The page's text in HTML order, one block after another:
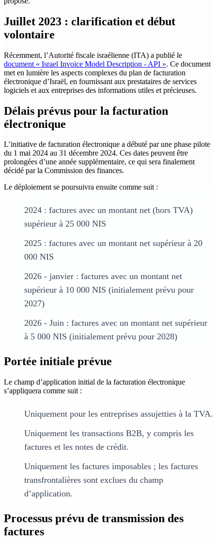
Juillet 2023 : clarification et début
volontaire
Récemment, l’Autorité fiscale israélienne (ITA) a publié le
document « Israel Invoice Model Description - API ». Ce document
met en lumière les aspects complexes du plan de facturation
électronique d’Israël, en fournissant aux prestataires de services
logiciels et aux entreprises des informations utiles et précieuses.
Délais prévus pour la facturation
électronique
L’initiative de facturation électronique a débuté par une phase pilote
du 1 mai 2024 au 31 décembre 2024. Ces dates peuvent être
prolongées d’une année supplémentaire, ce qui sera finalement
décidé par la Commission des finances.
Le déploiement se poursuivra ensuite comme suit :
2024 : factures avec un montant net (hors TVA)
supérieur à 25 000 NIS
2025 : factures avec un montant net supérieur à 20
000 NIS
2026 - janvier : factures avec un montant net
supérieur à 10 000 NIS (initialement prévu pour
2027)
2026 - Juin : factures avec un montant net supérieur
à 5 000 NIS (initialement prévu pour 2028)
Portée initiale prévue
Le champ d’application initial de la facturation électronique
s’appliquera comme suit :
Uniquement pour les entreprises assujetties à la TVA.
Uniquement les transactions B2B, y compris les
factures et les notes de crédit.
Uniquement les factures imposables ; les factures
transfrontalières sont exclues du champ
d’application.
Processus prévu de transmission des
factures